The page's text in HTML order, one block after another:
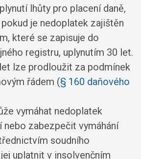
lhůty pro placení daně,
je nedoplatek zajištěn
které se zapisuje do
registru, uplynutím 30 let.
lze prodloužit za podmínek
řádem (§ 160 daňového
vymáhat nedoplatek
nebo zabezpečit vymáhání
soudního
uplatnit v insolvenčním